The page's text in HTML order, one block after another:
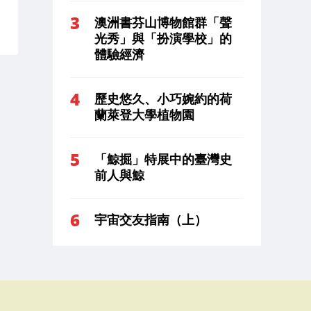
澳洲書芬山博物館群「聲
光秀」與「扮演學校」的
體驗經濟
歷史悠久、小巧婉約的荷
蘭萊登大學植物園
「鯨掘」特展中的臺灣史
前人與鯨
宇宙交友指南（上）